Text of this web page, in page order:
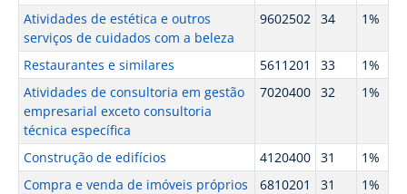
Atividades de estética e outros
serviços de cuidados com a beleza
9602502 34 1%
Restaurantes e similares 5611201 33
1%
Atividades de consultoria em gestão
empresarial exceto consultoria
técnica específica
7020400 32 1%
Construção de edifícios 4120400 31
1%
Compra e venda de imóveis próprios
6810201 31 1%